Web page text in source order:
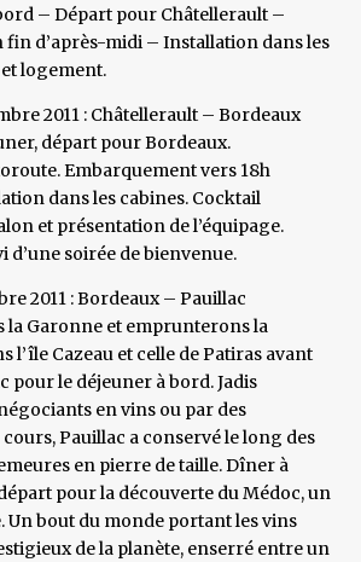
– Départ pour Châtellerault –
fin d’après-midi – Installation dans les
logement.
2011 : Châtellerault – Bordeaux
départ pour Bordeaux.
Embarquement vers 18h
dans les cabines. Cocktail
et présentation de l’équipage.
d’une soirée de bienvenue.
2011 : Bordeaux – Pauillac
la Garonne et emprunterons la
l’île Cazeau et celle de Patiras avant
pour le déjeuner à bord. Jadis
en vins ou par des
Pauillac a conservé le long des
en pierre de taille. Dîner à
pour la découverte du Médoc, un
bout du monde portant les vins
de la planète, enserré entre un